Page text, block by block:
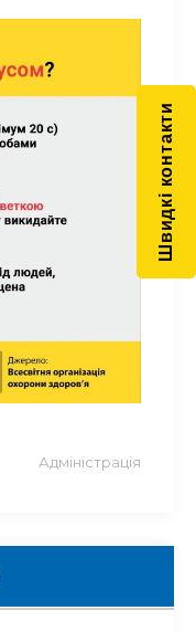
Адміністрація
Швидкі контакти